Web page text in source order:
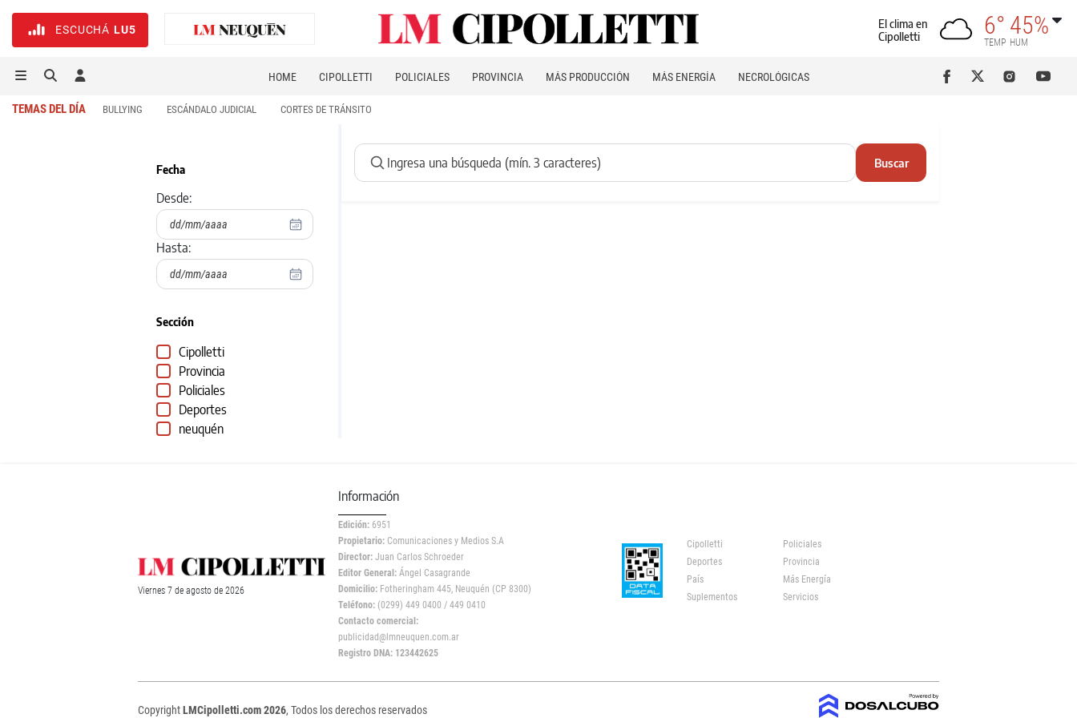
ESCUCHÁ LU5
El clima en
Cipolletti
6°
TEMP
45%
HUM
HOME CIPOLLETTI POLICIALES PROVINCIA MÁS PRODUCCIÓN MÁS ENERGÍA NECROLÓGICAS
TEMAS DEL DÍA BULLYING ESCÁNDALO JUDICIAL CORTES DE TRÁNSITO
Fecha
Desde:
Hasta:
Sección
Cipolletti
Provincia
Policiales
Deportes
neuquén
Buscar
Viernes 7 de agosto de 2026
Información
Edición: 6951
Propietario: Comunicaciones y Medios S.A
Director: Juan Carlos Schroeder
Editor General: Ángel Casagrande
Domicilio: Fotheringham 445, Neuquén (CP 8300)
Teléfono: (0299) 449 0400 / 449 0410
Contacto comercial:
publicidad@lmneuquen.com.ar
Registro DNA: 123442625
Cipolletti
Policiales
Deportes
Provincia
País
Más Energía
Suplementos
Servicios
CopyrightLMCipolletti.com 2026, Todos los derechos reservados